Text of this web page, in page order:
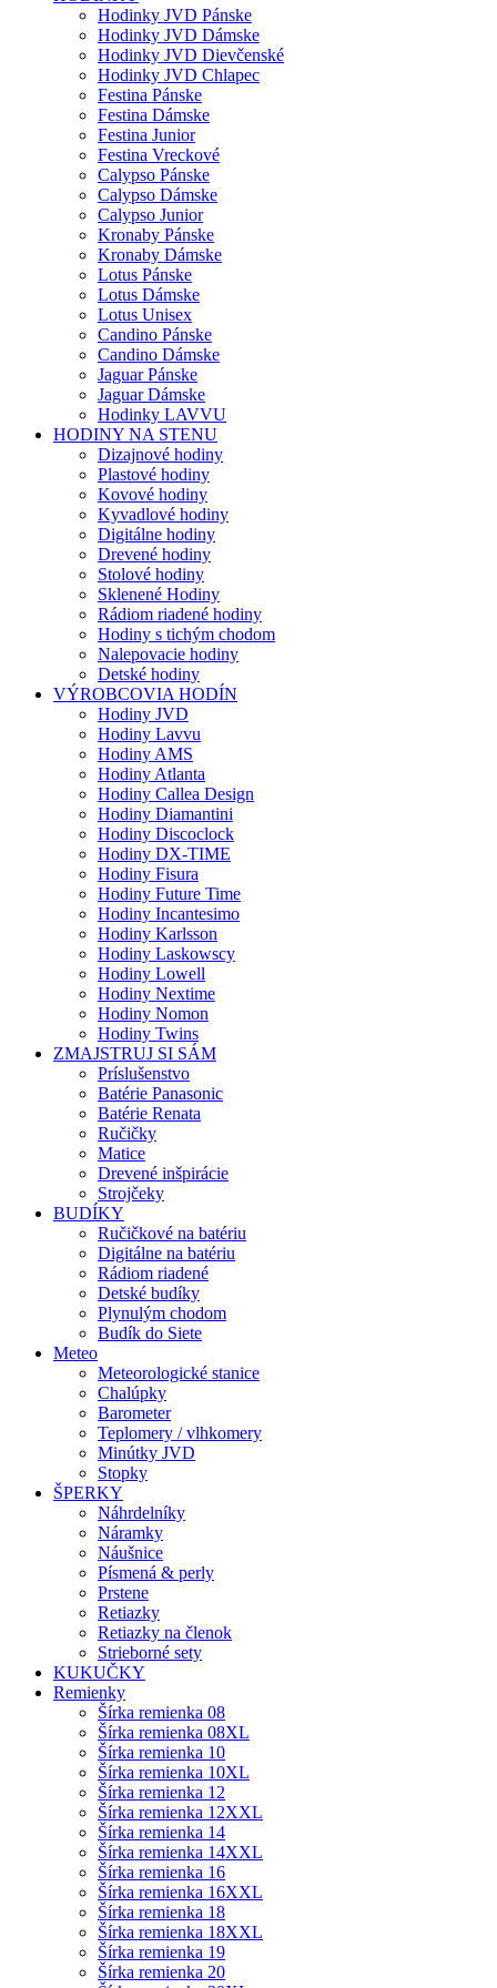
Hodinky JVD Pánske
Hodinky JVD Dámske
Hodinky JVD Dievčenské
Hodinky JVD Chlapec
Festina Pánske
Festina Dámske
Festina Junior
Festina Vreckové
Calypso Pánske
Calypso Dámske
Calypso Junior
Kronaby Pánske
Kronaby Dámske
Lotus Pánske
Lotus Dámske
Lotus Unisex
Candino Pánske
Candino Dámske
Jaguar Pánske
Jaguar Dámske
Hodinky LAVVU
HODINY NA STENU
Dizajnové hodiny
Plastové hodiny
Kovové hodiny
Kyvadlové hodiny
Digitálne hodiny
Drevené hodiny
Stolové hodiny
Sklenené Hodiny
Rádiom riadené hodiny
Hodiny s tichým chodom
Nalepovacie hodiny
Detské hodiny
VÝROBCOVIA HODÍN
Hodiny JVD
Hodiny Lavvu
Hodiny AMS
Hodiny Atlanta
Hodiny Callea Design
Hodiny Diamantini
Hodiny Discoclock
Hodiny DX-TIME
Hodiny Fisura
Hodiny Future Time
Hodiny Incantesimo
Hodiny Karlsson
Hodiny Laskowscy
Hodiny Lowell
Hodiny Nextime
Hodiny Nomon
Hodiny Twins
ZMAJSTRUJ SI SÁM
Príslušenstvo
Batérie Panasonic
Batérie Renata
Ručičky
Matice
Drevené inšpirácie
Strojčeky
BUDÍKY
Ručičkové na batériu
Digitálne na batériu
Rádiom riadené
Detské budíky
Plynulým chodom
Budík do Siete
Meteo
Meteorologické stanice
Chalúpky
Barometer
Teplomery / vlhkomery
Minútky JVD
Stopky
ŠPERKY
Náhrdelníky
Náramky
Náušnice
Písmená & perly
Prstene
Retiazky
Retiazky na členok
Strieborné sety
KUKUČKY
Remienky
Šírka remienka 08
Šírka remienka 08XL
Šírka remienka 10
Šírka remienka 10XL
Šírka remienka 12
Šírka remienka 12XXL
Šírka remienka 14
Šírka remienka 14XXL
Šírka remienka 16
Šírka remienka 16XXL
Šírka remienka 18
Šírka remienka 18XXL
Šírka remienka 19
Šírka remienka 20